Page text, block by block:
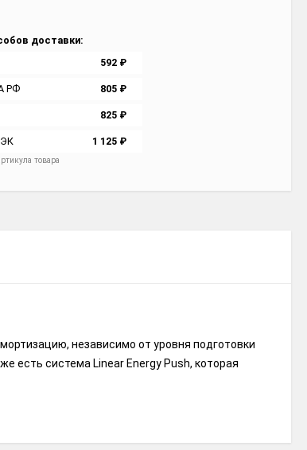
доставки:
592 ₽
РФ 805 ₽
825 ₽
1 125 ₽
товара
независимо от уровня подготовки
есть система Linear Energy Push, которая